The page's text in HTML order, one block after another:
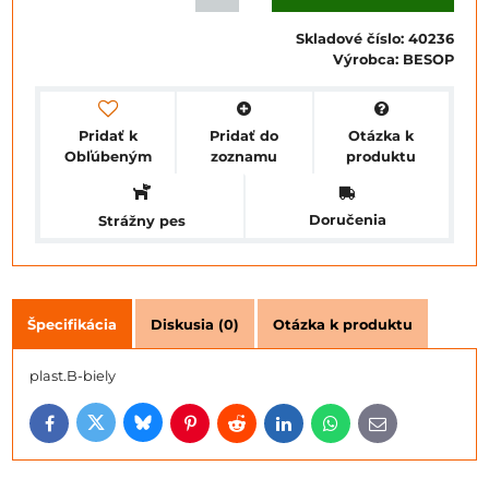
Skladové číslo: 40236
Výrobca: BESOP
Pridať k
Obľúbeným
Pridať do
zoznamu
Otázka k
produktu
Strážny pes Doručenia
Špecifikácia Diskusia (0) Otázka k produktu
plast.B-biely
FacebookTwitterBlueskyPinterestRedditLinkedInWhatsApp
E-
mail